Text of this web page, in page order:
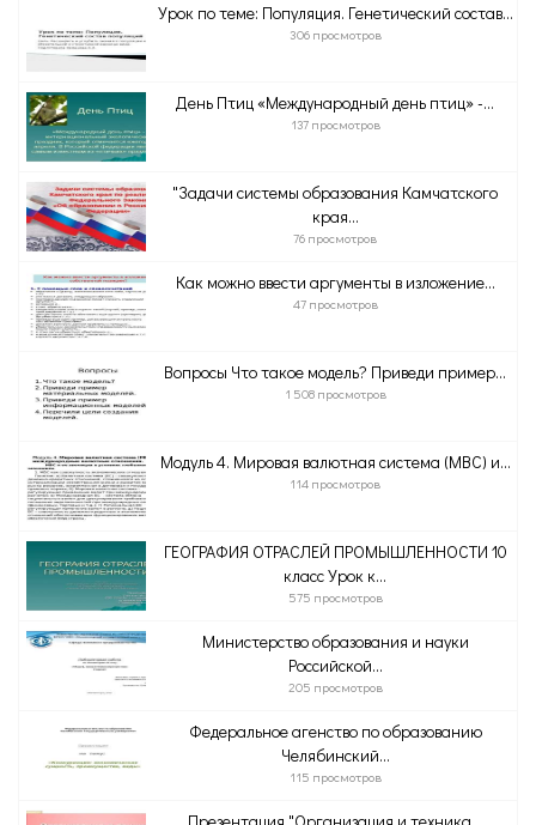
Урок по теме: Популяция. Генетический состав...
306 просмотров
День Птиц «Международный день птиц» -...
137 просмотров
"Задачи системы образования Камчатского
края...
76 просмотров
Как можно ввести аргументы в изложение...
47 просмотров
Вопросы Что такое модель? Приведи пример...
1 508 просмотров
Модуль 4. Мировая валютная система (МВС) и...
114 просмотров
ГЕОГРАФИЯ ОТРАСЛЕЙ ПРОМЫШЛЕННОСТИ 10
класс Урок к...
575 просмотров
Министерство образования и науки
Российской...
205 просмотров
Федеральное агенство по образованию
Челябинский...
115 просмотров